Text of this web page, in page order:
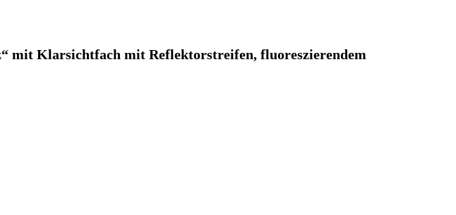
mit Klarsichtfach mit Reflektorstreifen, fluoreszierendem